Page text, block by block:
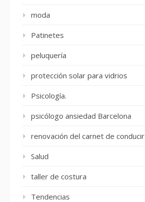
moda
Patinetes
peluquería
protección solar para vidrios
Psicología.
psicólogo ansiedad Barcelona
renovación del carnet de conducir
Salud
taller de costura
Tendencias